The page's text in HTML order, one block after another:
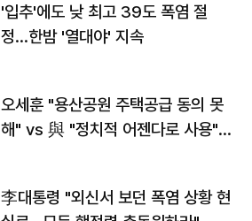
'입추'에도 낮 최고 39도 폭염 절
정…한밤 '열대야' 지속
오세훈 "용산공원 주택공급 동의 못
해" vs 與 "정치적 어젠다로 사용"
李대통령 "외신서 보던 폭염 상황 현